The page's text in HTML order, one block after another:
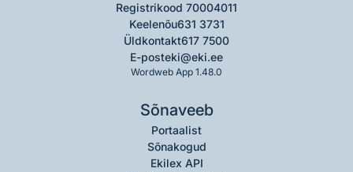
Registrikood 70004011
Keelenõu631 3731
Üldkontakt617 7500
E-posteki@eki.ee
Wordweb App 1.48.0
Sõnaveeb
Portaalist
Sõnakogud
Ekilex API